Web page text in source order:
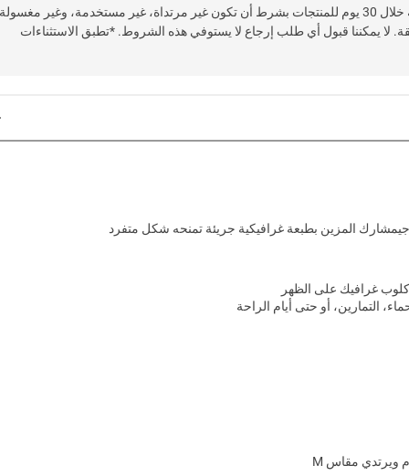
خدمة إرجاع سهلة وسريعة خلال 30 يوم للمنتجات بشرط أن تكون غير مرتداة، غير مستخدمة، وغير مغسولة
لا يمكننا قبول أي طلب إرجاع لا يستوفي هذه الشروط. *تطبق الاستثناءات
جيمشارك المزين بطبعة غرافيكية جريئة تمنحه شكل متفرد
كلوب غرافيك على الظهر
التمارين، أو حتى أيام الراحة